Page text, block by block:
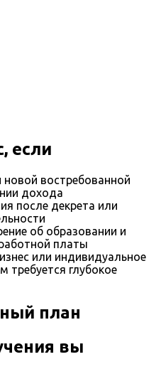
если
новой востребованной
дохода
после декрета или
об образовании и
платы
или индивидуальное
требуется глубокое
план
вы